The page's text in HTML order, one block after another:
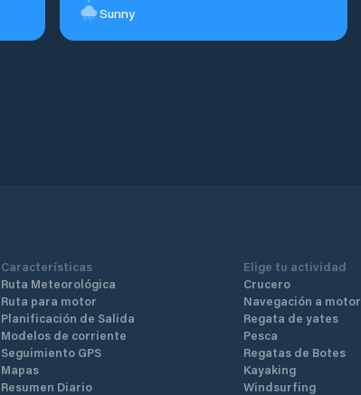
Sunny
Características
Ruta Meteorológica
Ruta para motor
Planificación de Salida
Modelos de corriente
Seguimiento GPS
Mapas
Resumen Diario
Elige tu actividad
Crucero
Navegación a motor
Regata de yates
Pesca
Regatas de Botes
Kayaking
Windsurfing